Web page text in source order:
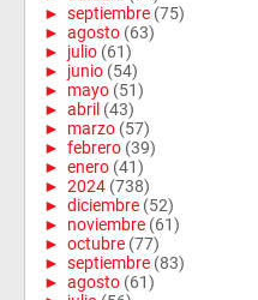
► septiembre (75)
► agosto (63)
► julio (61)
► junio (54)
► mayo (51)
► abril (43)
► marzo (57)
► febrero (39)
► enero (41)
► 2024 (738)
► diciembre (52)
► noviembre (61)
► octubre (77)
► septiembre (83)
► agosto (61)